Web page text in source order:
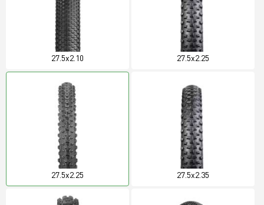
27.5x2.10 27.5x2.25
27.5x2.25 27.5x2.35